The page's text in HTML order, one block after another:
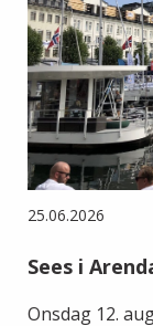
25.06.2026
Sees i
Onsdag 12.